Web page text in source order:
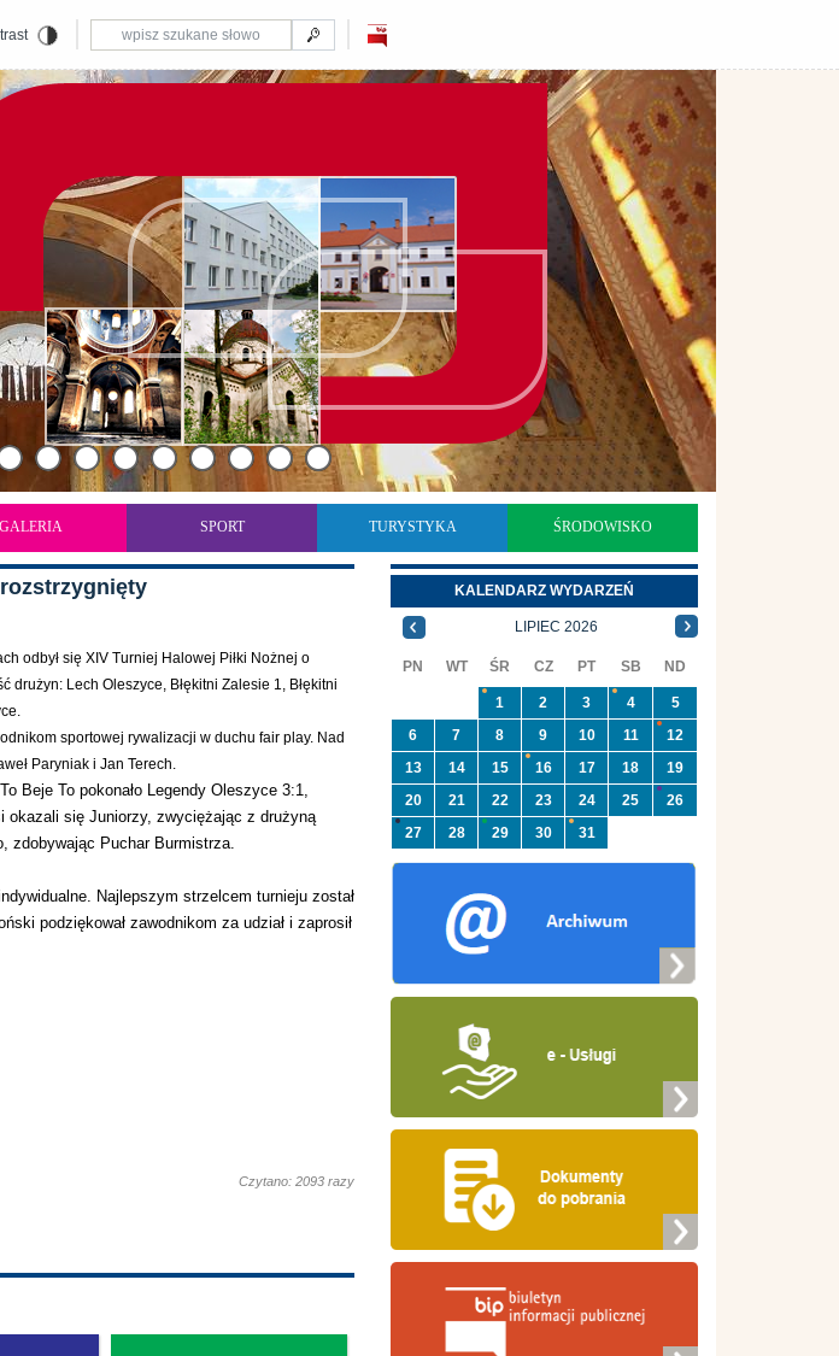
GALERIA SPORT TURYSTYKA ŚRODOWISKO
odbył się XIV Turniej Halowej Piłki Nożnej o
drużyn: Lech Oleszyce, Błękitni Zalesie 1, Błękitni
sportowej rywalizacji w duchu fair play. Nad
Paryniak i Jan Terech.
Beje To pokonało Legendy Oleszyce 3:1,
okazali się Juniorzy, zwyciężając z drużyną
zdobywając Puchar Burmistrza.
Najlepszym strzelcem turnieju został
podziękował zawodnikom za udział i zaprosił
Czytano: 2093 razy
KALENDARZ WYDARZEŃ
LIPIEC 2026
PN WT ŚR CZ PT SB ND
1 2 3 4
5
6
7 8 9 10 11
12
13
14 15 16 17 18
19
20
21 22 23 24 25
26
27
28 29 30 31